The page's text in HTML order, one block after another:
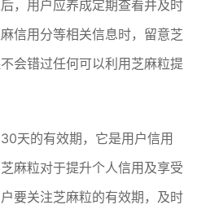
，用户应养成定期查看并及时
信用分等相关信息时，留意芝
会错过任何可以利用芝麻粒提
天的有效期，它是用户信用
麻粒对于提升个人信用及享受
要关注芝麻粒的有效期，及时